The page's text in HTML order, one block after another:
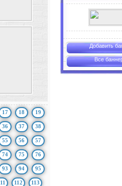
Добавить
Все
17 18 19
36 37 38
55 56 57
74 75 76
93 94 95
112 113